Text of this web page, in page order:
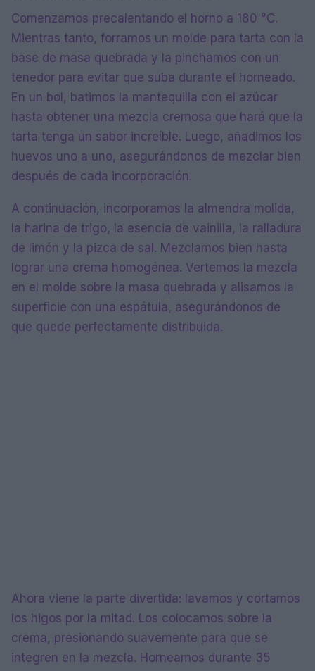
Comenzamos precalentando el horno a 180 °C.
Mientras tanto, forramos un molde para tarta con la
base de masa quebrada y la pinchamos con un
tenedor para evitar que suba durante el horneado.
En un bol, batimos la mantequilla con el azúcar
hasta obtener una mezcla cremosa que hará que la
tarta tenga un sabor increíble. Luego, añadimos los
huevos uno a uno, asegurándonos de mezclar bien
después de cada incorporación.
A continuación, incorporamos la almendra molida,
la harina de trigo, la esencia de vainilla, la ralladura
de limón y la pizca de sal. Mezclamos bien hasta
lograr una crema homogénea. Vertemos la mezcla
en el molde sobre la masa quebrada y alisamos la
superficie con una espátula, asegurándonos de
que quede perfectamente distribuida.
Ahora viene la parte divertida: lavamos y cortamos
los higos por la mitad. Los colocamos sobre la
crema, presionando suavemente para que se
integren en la mezcla. Horneamos durante 35